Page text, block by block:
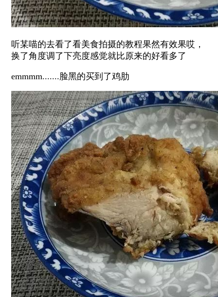
听某喵的去看了看美食拍摄的教程果然有效果哎，
换了角度调了下亮度感觉就比原来的好看多了
emmmm.......脸黑的买到了鸡肋